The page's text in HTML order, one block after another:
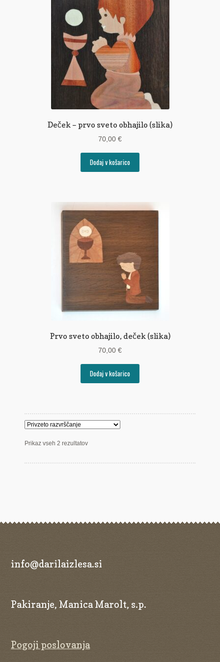
Unikatna poslovna darila
Deček – prvo sveto obhajilo (slika)
70,00 €
Dodaj v košarico
Prvo sveto obhajilo, deček (slika)
70,00 €
Dodaj v košarico
Prikaz vseh 2 rezultatov
info@darilaizlesa.si
Pakiranje, Manica Marolt, s.p.
Pogoji poslovanja